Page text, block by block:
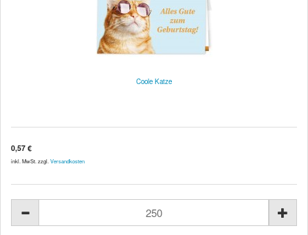
Coole Katze
0,57 €
inkl. MwSt. zzgl. Versandkosten